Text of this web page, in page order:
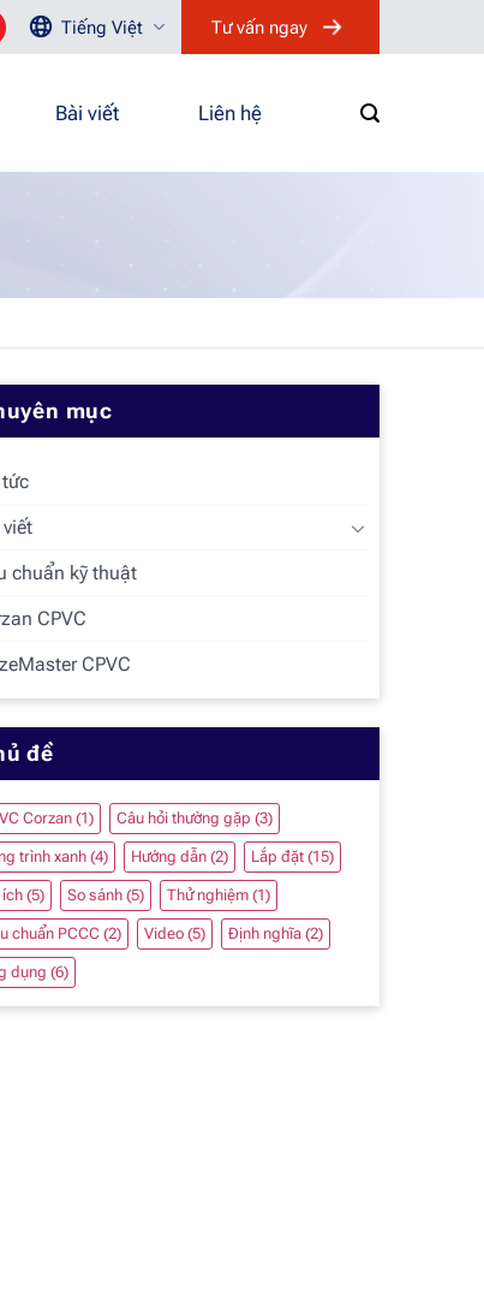
Tiếng Việt Tư vấn ngay
Bài viết Liên hệ
mục
chuẩn kỹ thuật
CPVC
CPVC
đề
Corzan(1) Câu hỏi thường gặp (3)
trình xanh(4) Hướng dẫn (2) Lắp đặt (15)
ích (5) So sánh (5) Thử nghiệm (1)
chuẩn PCCC (2) Video (5) Định nghĩa (2)
dụng (6)